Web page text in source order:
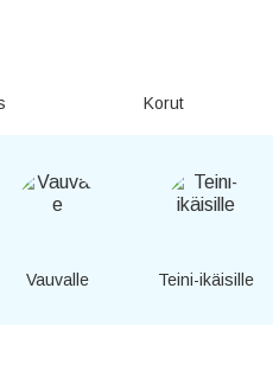
Korut
Vauvalle Teini-ikäisille